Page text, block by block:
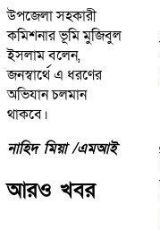
উপজেলা সহকারী
কমিশনার ভূমি মুজিবুল
ইসলাম বলেন,
জনস্বার্থে এ ধরণের
অভিযান চলমান
থাকবে।
নাহিদ মিয়া /এমআই
আরও খবর